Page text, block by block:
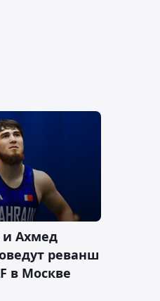
и Ахмед
реванш
в Москве